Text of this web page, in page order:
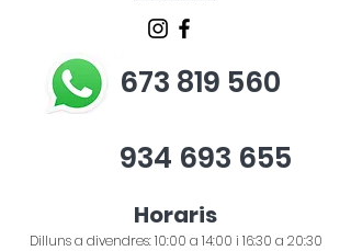
673 819 560
934 693 655
Horaris
Dilluns a divendres: 10:00 a 14:00 i 16:30 a 20:30